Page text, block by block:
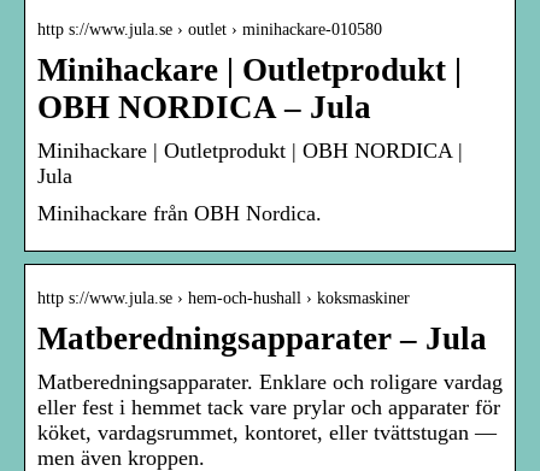
http s://www.jula.se › outlet › minihackare-010580
Minihackare | Outletprodukt |
OBH NORDICA – Jula
Minihackare | Outletprodukt | OBH NORDICA |
Jula
Minihackare från OBH Nordica.
http s://www.jula.se › hem-och-hushall › koksmaskiner
Matberedningsapparater – Jula
Matberedningsapparater. Enklare och roligare vardag
eller fest i hemmet tack vare prylar och apparater för
köket, vardagsrummet, kontoret, eller tvättstugan —
men även kroppen.